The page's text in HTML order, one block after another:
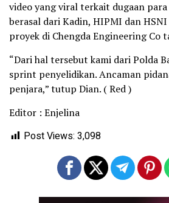
video yang viral terkait dugaan
berasal dari Kadin, HIPMI dan
proyek di Chengda Engineering Co
“Dari hal tersebut kami dari Polda
sprint penyelidikan. Ancaman
penjara,” tutup Dian. ( Red )
Editor : Enjelina
Post Views: 3,098